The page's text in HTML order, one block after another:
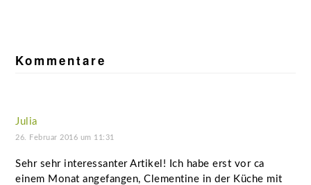
Kommentare
Julia
26. Februar 2016 um 11:31
Sehr sehr interessanter Artikel! Ich habe erst vor ca
einem Monat angefangen, Clementine in der Küche mit